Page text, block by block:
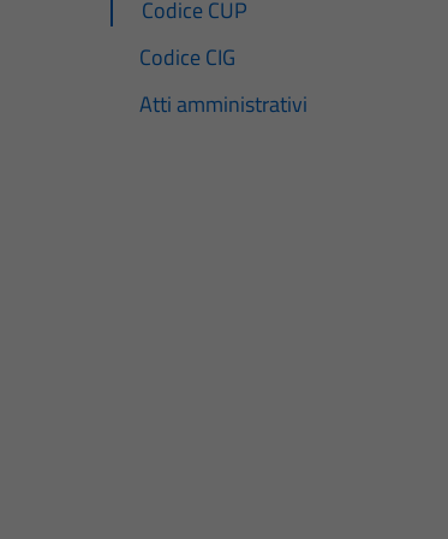
Codice CUP
Codice CIG
Atti amministrativi